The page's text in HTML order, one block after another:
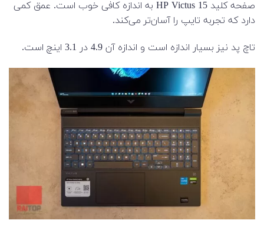
صفحه کلید HP Victus 15 به اندازه کافی خوب است. عمق کمی
دارد که تجربه تایپ را آسان‌تر می‌کند.
تاچ پد نیز بسیار اندازه است و اندازه آن 4.9 در 3.1 اینچ است.